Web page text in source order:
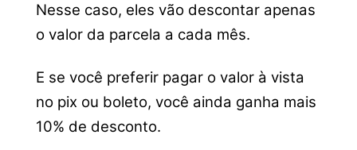
Nesse caso, eles vão descontar apenas
o valor da parcela a cada mês.
E se você preferir pagar o valor à vista
no pix ou boleto, você ainda ganha mais
10% de desconto.